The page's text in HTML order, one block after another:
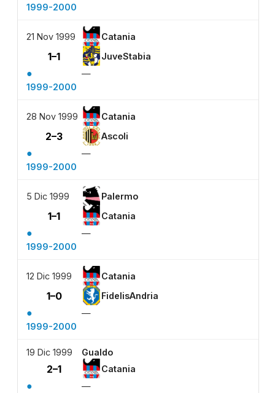
1999-2000
21 Nov 1999 Catania
1–1 JuveStabia
●
—
1999-2000
28 Nov 1999 Catania
2–3 Ascoli
●
—
1999-2000
5 Dic 1999 Palermo
1–1 Catania
●
—
1999-2000
12 Dic 1999 Catania
1–0 FidelisAndria
●
—
1999-2000
19 Dic 1999 Gualdo
2–1 Catania
● —